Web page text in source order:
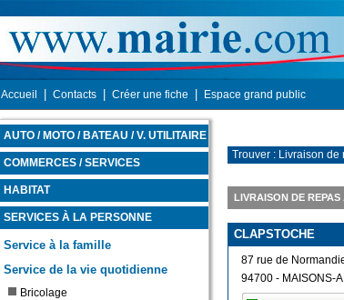
Accueil Contacts Créer une fiche Espace grand public
AUTO / MOTO / BATEAU / V. UTILITAIRE
COMMERCES / SERVICES
HABITAT
SERVICES À LA PERSONNE
Service à la famille
Service de la vie quotidienne
Bricolage
Trouver : Livraison de
LIVRAISON DE
CLAPSTOCHE
87 rue de
94700 - MAISONS-